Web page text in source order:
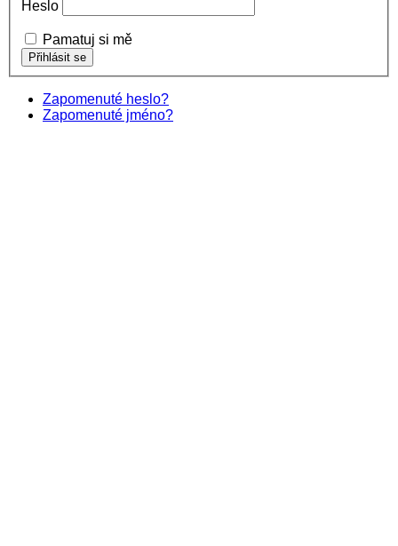
Heslo
Pamatuj si mě
Zapomenuté heslo?
Zapomenuté jméno?